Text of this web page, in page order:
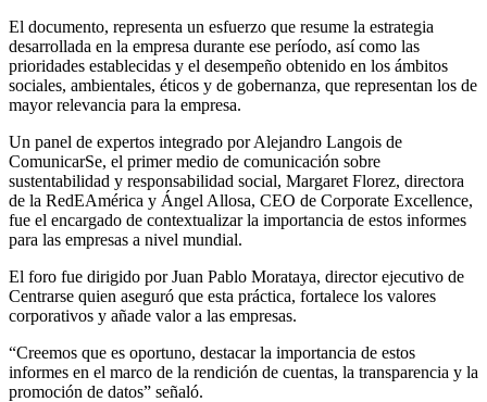
El documento, representa un esfuerzo que resume la estrategia
desarrollada en la empresa durante ese período, así como las
prioridades establecidas y el desempeño obtenido en los ámbitos
sociales, ambientales, éticos y de gobernanza, que representan los de
mayor relevancia para la empresa.
Un panel de expertos integrado por Alejandro Langois de
ComunicarSe, el primer medio de comunicación sobre
sustentabilidad y responsabilidad social, Margaret Florez, directora
de la RedEAmérica y Ángel Allosa, CEO de Corporate Excellence,
fue el encargado de contextualizar la importancia de estos informes
para las empresas a nivel mundial.
El foro fue dirigido por Juan Pablo Morataya, director ejecutivo de
Centrarse quien aseguró que esta práctica, fortalece los valores
corporativos y añade valor a las empresas.
“Creemos que es oportuno, destacar la importancia de estos
informes en el marco de la rendición de cuentas, la transparencia y la
promoción de datos” señaló.